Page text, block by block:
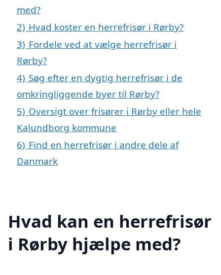
med?
2) Hvad koster en herrefrisør i Rørby?
3) Fordele ved at vælge herrefrisør i
Rørby?
4) Søg efter en dygtig herrefrisør i de
omkringliggende byer til Rørby?
5) Oversigt over frisører i Rørby eller hele
Kalundborg kommune
6) Find en herrefrisør i andre dele af
Danmark
Hvad kan en herrefrisør
i Rørby hjælpe med?